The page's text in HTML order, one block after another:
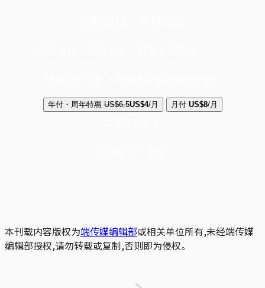
年付・周年特惠 US$6.5US$4/月 月付 US$8/月
本刊载内容版权为端传媒编辑部或相关单位所有,未经端传媒
编辑部授权,请勿转载或复制,否则即为侵权。